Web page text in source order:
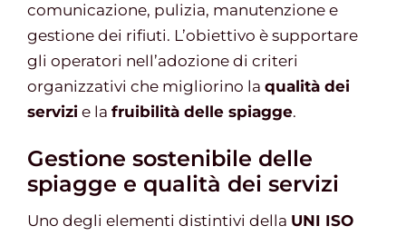
comunicazione, pulizia, manutenzione e
gestione dei rifiuti. L’obiettivo è supportare
gli operatori nell’adozione di criteri
organizzativi che migliorino la qualità dei
servizi e la fruibilità delle spiagge.
Gestione sostenibile delle
spiagge e qualità dei servizi
Uno degli elementi distintivi della UNI ISO